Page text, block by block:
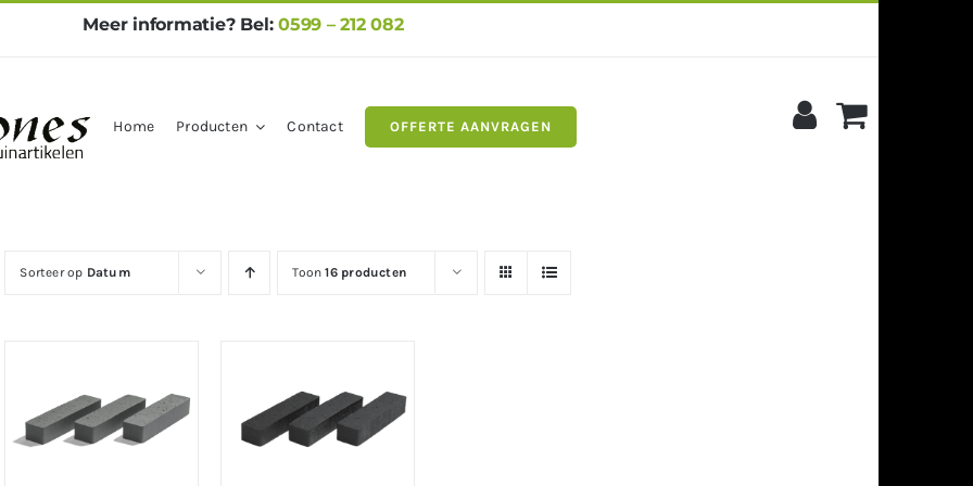
Meer informatie? Bel:0599 – 212 082
Home Producten Contact OFFERTE AANVRAGEN
Sorteer op Datum Toon16 producten